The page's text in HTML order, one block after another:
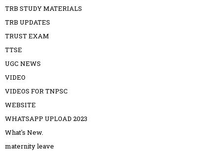
TRB STUDY MATERIALS
TRB UPDATES
TRUST EXAM
TTSE
UGC NEWS
VIDEO
VIDEOS FOR TNPSC
WEBSITE
WHATSAPP UPLOAD 2023
What's New.
maternity leave